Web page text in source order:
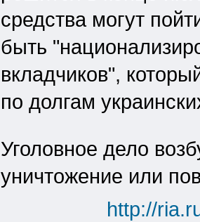
средства могут
быть
вкладчиков",
по долгам
Уголовное дело
уничтожение или
http://